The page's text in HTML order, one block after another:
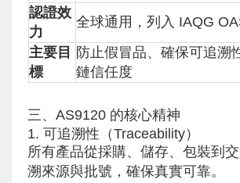
認證效
力
全球通用，列入 IAQG
主要目
標
防止假冒品、確保可追溯
鏈信任度
三、AS9120 的核心精神
1. 可追溯性（Traceability）
所有產品從採購、儲存、包裝到
溯來源與批號，確保真實可靠。